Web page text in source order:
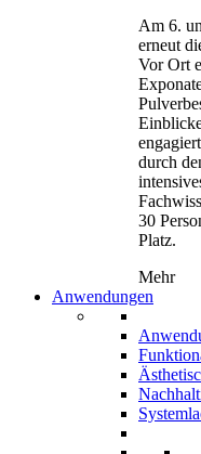
Am 6.
erneut
Vor Ort
durch
30
Platz.
Mehr
Anwendungen